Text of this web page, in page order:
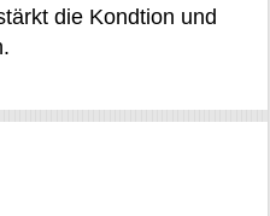
die Kondtion und